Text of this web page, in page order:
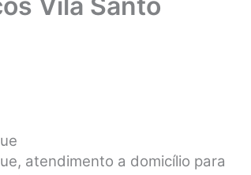
atendimento a domicílio para